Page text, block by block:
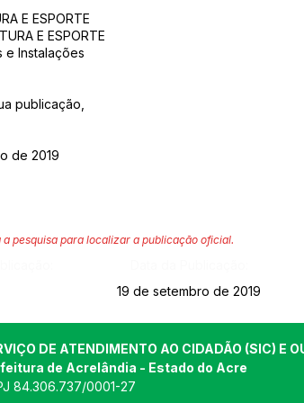
E ESPORTE
E ESPORTE
e Instalações
publicação,
de 2019
pesquisa para localizar a publicação oficial.
19 de setembro de 2019
DE ATENDIMENTO AO CIDADÃO (SIC) E
de Acrelândia - Estado do Acre
84.306.737/0001-27